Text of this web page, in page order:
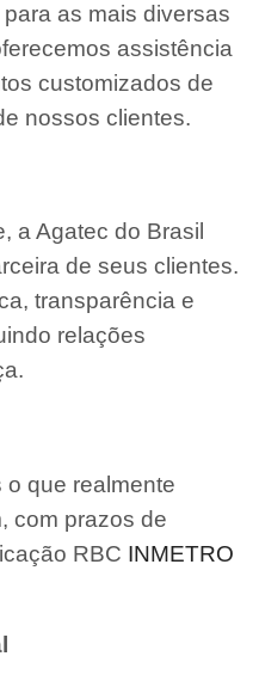
as mais diversas
assistência
customizados de
nossos clientes.
a Agatec do Brasil
de seus clientes.
transparência e
relações
que realmente
com prazos de
RBC INMETRO